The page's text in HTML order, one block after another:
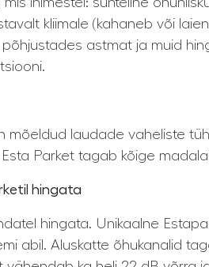
kliimale (kahaneb või
astmat ja muid
mõeldud laudade vaheliste
Parket tagab kõige
hingata
hingata. Unikaalne
abil. Aluskatte õhukanalid